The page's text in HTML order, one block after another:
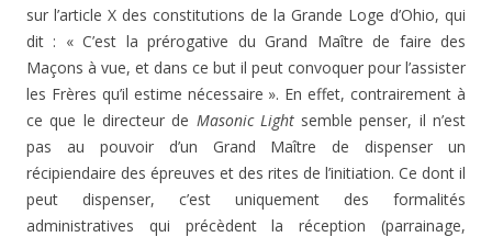
sur l’article X des constitutions de la Grande Loge d’Ohio, qui
dit : « C’est la prérogative du Grand Maître de faire des
Maçons à vue, et dans ce but il peut convoquer pour l’assister
les Frères qu’il estime nécessaire ». En effet, contrairement à
ce que le directeur de Masonic Lightsemble penser, il n’est
pas au pouvoir d’un Grand Maître de dispenser un
récipiendaire des épreuves et des rites de l’initiation. Ce dont il
peut dispenser, c’est uniquement des formalités
administratives qui précèdent la réception (parrainage,